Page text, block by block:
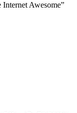
Awesome”